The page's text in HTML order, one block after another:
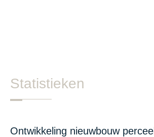
Statistieken
Ontwikkeling nieuwbouw perceel